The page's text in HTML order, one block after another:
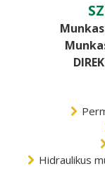
Hidraulikus